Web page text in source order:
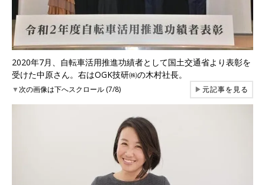
2020年7月、自転車活用推進功績者として国土交通省より表彰を
受けた中原さん。右はOGK技研㈱の木村社長。
▼次の画像は下へスクロール (7/8) ▶元記事を見る